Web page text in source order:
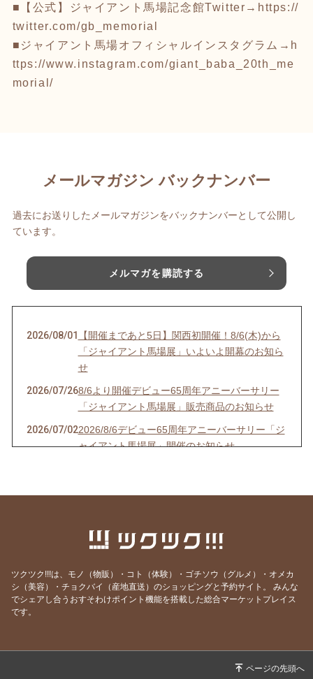
■【公式】ジャイアント馬場記念館Twitter→ https://
twitter.com/gb_memorial
■ジャイアント馬場オフィシャルインスタグラム→ h
ttps://www.instagram.com/giant_baba_20th_me
morial/
メールマガジン バックナンバー
過去にお送りしたメールマガジンをバックナンバーとして公開し
ています。
メルマガを購読する
2026/08/01
【開催まであと5日】関西初開催！8/6(木)から
「ジャイアント馬場展」いよいよ開幕のお知ら
せ
2026/07/268/6より開催デビュー65周年アニーバーサリー
「ジャイアント馬場展」販売商品のお知らせ
2026/07/022026/8/6デビュー65周年アニーバーサリー「ジ
ャイアント馬場展」開催のお知らせ
らせ
RE in 神戸」開催のお知らせ
2026/05/21 ジャイアント馬場・アントニオ猪木デビュー65
オ猪木デビュー65周年「BI砲展」開催のお知ら
ツクツク!!!は、モノ（物販）・コト（体験）・ゴチソウ（グルメ）・オメカ
シ（美容）・チョクバイ（産地直送）のショッピングと予約サイト。
みんな
でシェアし合うおすそわけポイント機能を搭載した総合マーケットプレイス
です。